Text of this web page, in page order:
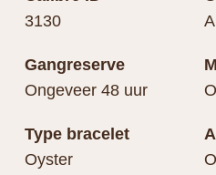
3130
Gangreserve
Ongeveer 48 uur
Type bracelet
Oyster